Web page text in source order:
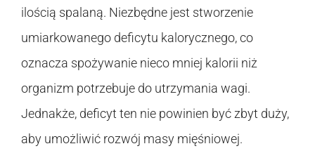
ilością spalaną. Niezbędne jest stworzenie
umiarkowanego deficytu kalorycznego, co
oznacza spożywanie nieco mniej kalorii niż
organizm potrzebuje do utrzymania wagi.
Jednakże, deficyt ten nie powinien być zbyt duży,
aby umożliwić rozwój masy mięśniowej.